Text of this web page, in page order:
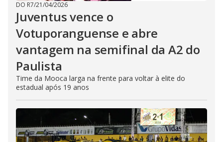
DO R7/21/04/2026
Juventus vence o
Votuporanguense e abre
vantagem na semifinal da A2 do
Paulista
Time da Mooca larga na frente para voltar à elite do
estadual após 19 anos